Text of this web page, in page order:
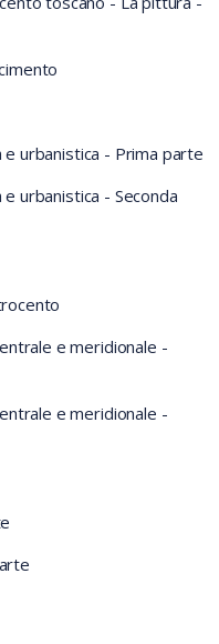
urbanistica - Prima parte
urbanistica - Seconda
e meridionale -
e meridionale -